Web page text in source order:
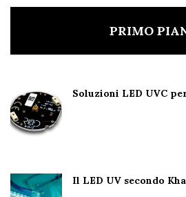
PRIMO
Soluzioni LED UVC
Il LED UV secondo